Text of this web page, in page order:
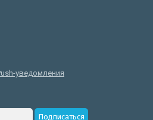
уведомления